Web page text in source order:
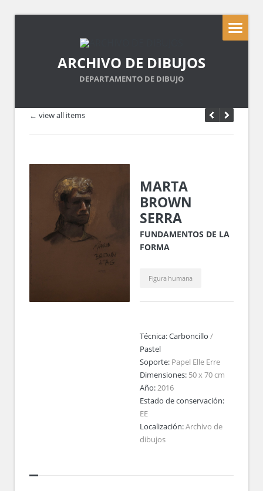
ARCHIVO DE DIBUJOS
DEPARTAMENTO DE DIBUJO
← view all items
MARTA
BROWN
SERRA
FUNDAMENTOS DE LA
FORMA
Figura humana
Técnica:Carboncillo /
Pastel
Soporte: Papel Elle Erre
Dimensiones: 50 x 70 cm
Año:2016
Estado de conservación:
EE
Localización:Archivo de
dibujos